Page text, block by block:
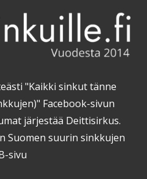
"Kaikki sinkut tänne
Facebook-sivun
järjestää Deittisirkus.
Suomen suurin sinkkujen
sivu